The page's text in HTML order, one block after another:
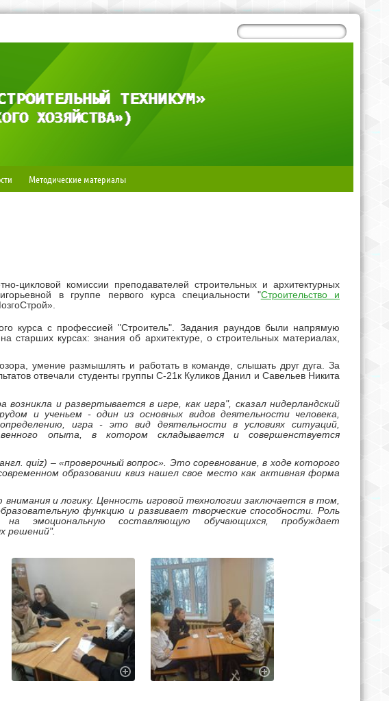
Методические материалы
цикловой комиссии преподавателей строительных и архитектурных
в группе первого курса специальности "Строительство и
курса с профессией "Строитель". Задания раундов были напрямую
старших курсах: знания об архитектуре, о строительных материалах,
умение размышлять и работать в команде, слышать друг дуга. За
отвечали студенты группы С-21к Куликов Данил и Савельев Никита
возникла и развертывается в игре, как игра", сказал нидерландский
и ученьем - один из основных видов деятельности человека,
игра - это вид деятельности в условиях ситуаций,
опыта, в котором складывается и совершенствуется
quiz) – «проверочный вопрос». Это соревнование, в ходе которого
образовании квиз нашел свое место как активная форма
и логику. Ценность игровой технологии заключается в том,
функцию и развивает творческие способности. Роль
эмоциональную составляющую обучающихся, пробуждает
решений".